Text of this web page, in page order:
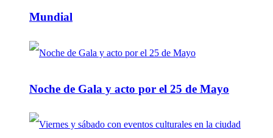
Mundial
Noche de Gala y acto por el 25 de Mayo